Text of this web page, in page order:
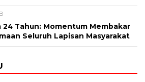
24 Tahun: Momentum Membakar
Seluruh Lapisan Masyarakat